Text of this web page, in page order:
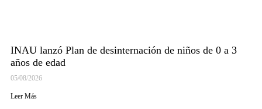
INAU lanzó Plan de desinternación de niños de 0 a 3
años de edad
05/08/2026
Leer Más